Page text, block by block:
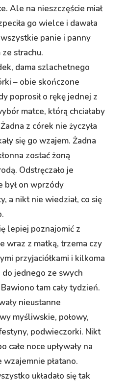
Ale na nieszczęście miał
go wielce i dawała
panie i panny
ze strachu.
dama szlachetnego
– obie skończone
poprosił o rękę jednej z
matce, którą chciałaby
z córek nie życzyła
się go wzajem. Żadna
zostać żoną
Odstręczało je
był on wprzódy
a nikt nie wiedział, co się
lepiej poznajomić z
wraz z matką, trzema czy
przyjaciółkami i kilkoma
do jednego ze swych
tam cały tydzień.
nieustanne
myśliwskie, połowy,
podwieczorki. Nikt
całe noce upływały na
płatano.
układało się tak